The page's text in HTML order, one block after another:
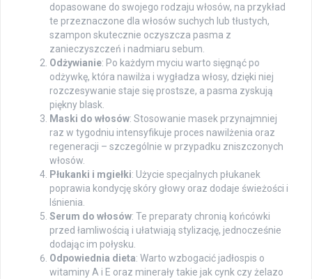
dopasowane do swojego rodzaju włosów, na przykład
te przeznaczone dla włosów suchych lub tłustych,
szampon skutecznie oczyszcza pasma z
zanieczyszczeń i nadmiaru sebum.
Odżywianie: Po każdym myciu warto sięgnąć po
odżywkę, która nawilża i wygładza włosy, dzięki niej
rozczesywanie staje się prostsze, a pasma zyskują
piękny blask.
Maski do włosów: Stosowanie masek przynajmniej
raz w tygodniu intensyfikuje proces nawilżenia oraz
regeneracji – szczególnie w przypadku zniszczonych
włosów.
Płukanki i mgiełki: Użycie specjalnych płukanek
poprawia kondycję skóry głowy oraz dodaje świeżości i
lśnienia.
Serum do włosów: Te preparaty chronią końcówki
przed łamliwością i ułatwiają stylizację, jednocześnie
dodając im połysku.
Odpowiednia dieta: Warto wzbogacić jadłospis o
witaminy A i E oraz minerały takie jak cynk czy żelazo